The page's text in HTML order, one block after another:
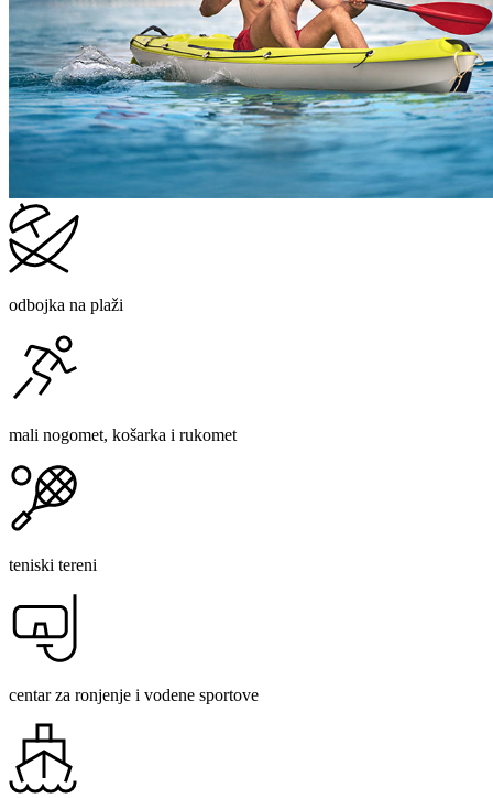
odbojka na plaži
mali nogomet, košarka i rukomet
teniski tereni
centar za ronjenje i vodene sportove